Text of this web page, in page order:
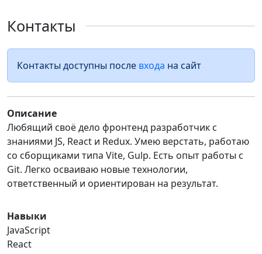
Контакты
Контакты доступны после входа на сайт
Описание
Любящий своё дело фронтенд разработчик с
знаниями JS, React и Redux. Умею верстать, работаю
со сборщиками типа Vite, Gulp. Есть опыт работы с
Git. Легко осваиваю новые технологии,
ответственный и ориентирован на результат.
Навыки
JavaScript
React